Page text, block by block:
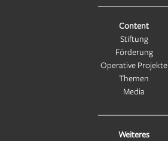
Content
Stiftung
Förderung
Operative Projekte
Themen
Media
Weiteres